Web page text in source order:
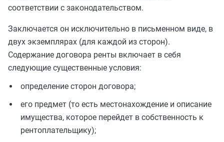
соответствии с законодательством.
Заключается он исключительно в письменном виде, в
двух экземплярах (для каждой из сторон).
Содержание договора ренты включает в себя
следующие существенные условия:
определение сторон договора;
его предмет (то есть местонахождение и описание
имущества, которое перейдет в собственность к
рентоплательщику);